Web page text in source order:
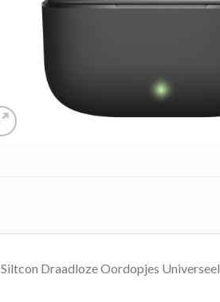
Siltcon Draadloze Oordopjes Universeel